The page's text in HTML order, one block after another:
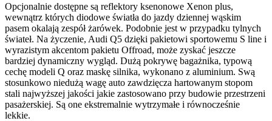
Opcjonalnie dostępne są reflektory ksenonowe Xenon plus,
wewnątrz których diodowe światła do jazdy dziennej wąskim
pasem okalają zespół żarówek. Podobnie jest w przypadku tylnych
świateł. Na życzenie, Audi Q5 dzięki pakietowi sportowemu S line i
wyrazistym akcentom pakietu Offroad, może zyskać jeszcze
bardziej dynamiczny wygląd. Dużą pokrywę bagażnika, typową
cechę modeli Q oraz maskę silnika, wykonano z aluminium. Swą
stosunkowo niedużą wagę auto zawdzięcza hartowanym stopom
stali najwyższej jakości jakie zastosowano przy budowie przestrzeni
pasażerskiej. Są one ekstremalnie wytrzymałe i równocześnie
lekkie.